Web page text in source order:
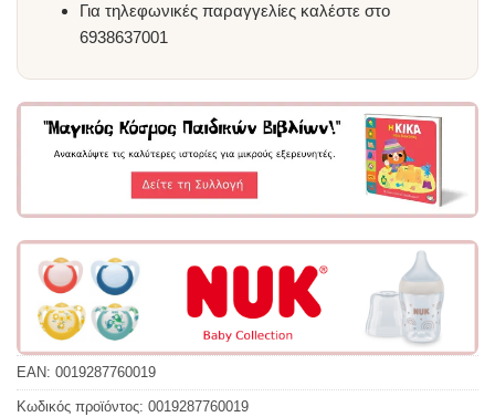
Για τηλεφωνικές παραγγελίες καλέστε στο
6938637001
EAN: 0019287760019
Κωδικός προϊόντος: 0019287760019